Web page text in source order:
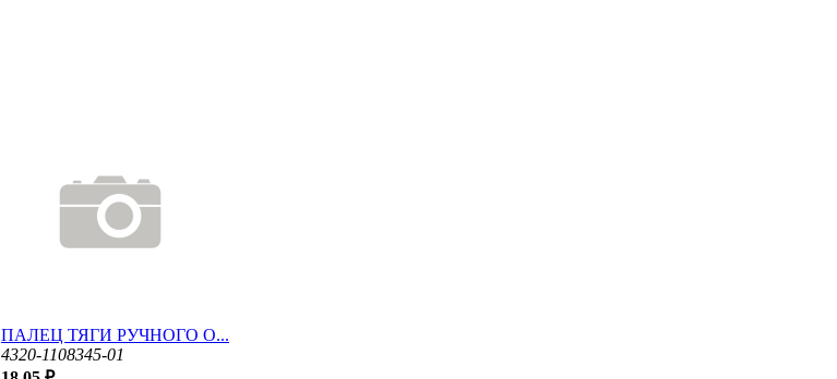
ПАЛЕЦ ТЯГИ РУЧНОГО О...
4320-1108345-01